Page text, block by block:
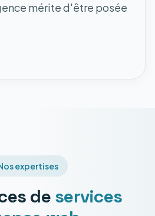
mérite d'être posée
expertises
de services